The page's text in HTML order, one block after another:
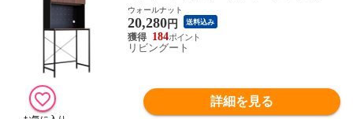
上 ラック 棚 ゴミ箱上収納 収納 ダストボ
ックス ワイド 食器棚 キッチン収納 台所
キッチン家具 シンプル 可動棚 コンセント
付 ） 【ウォールナット】
ウォールナット
20,280円 送料込み
184
リビングート
詳細を見る